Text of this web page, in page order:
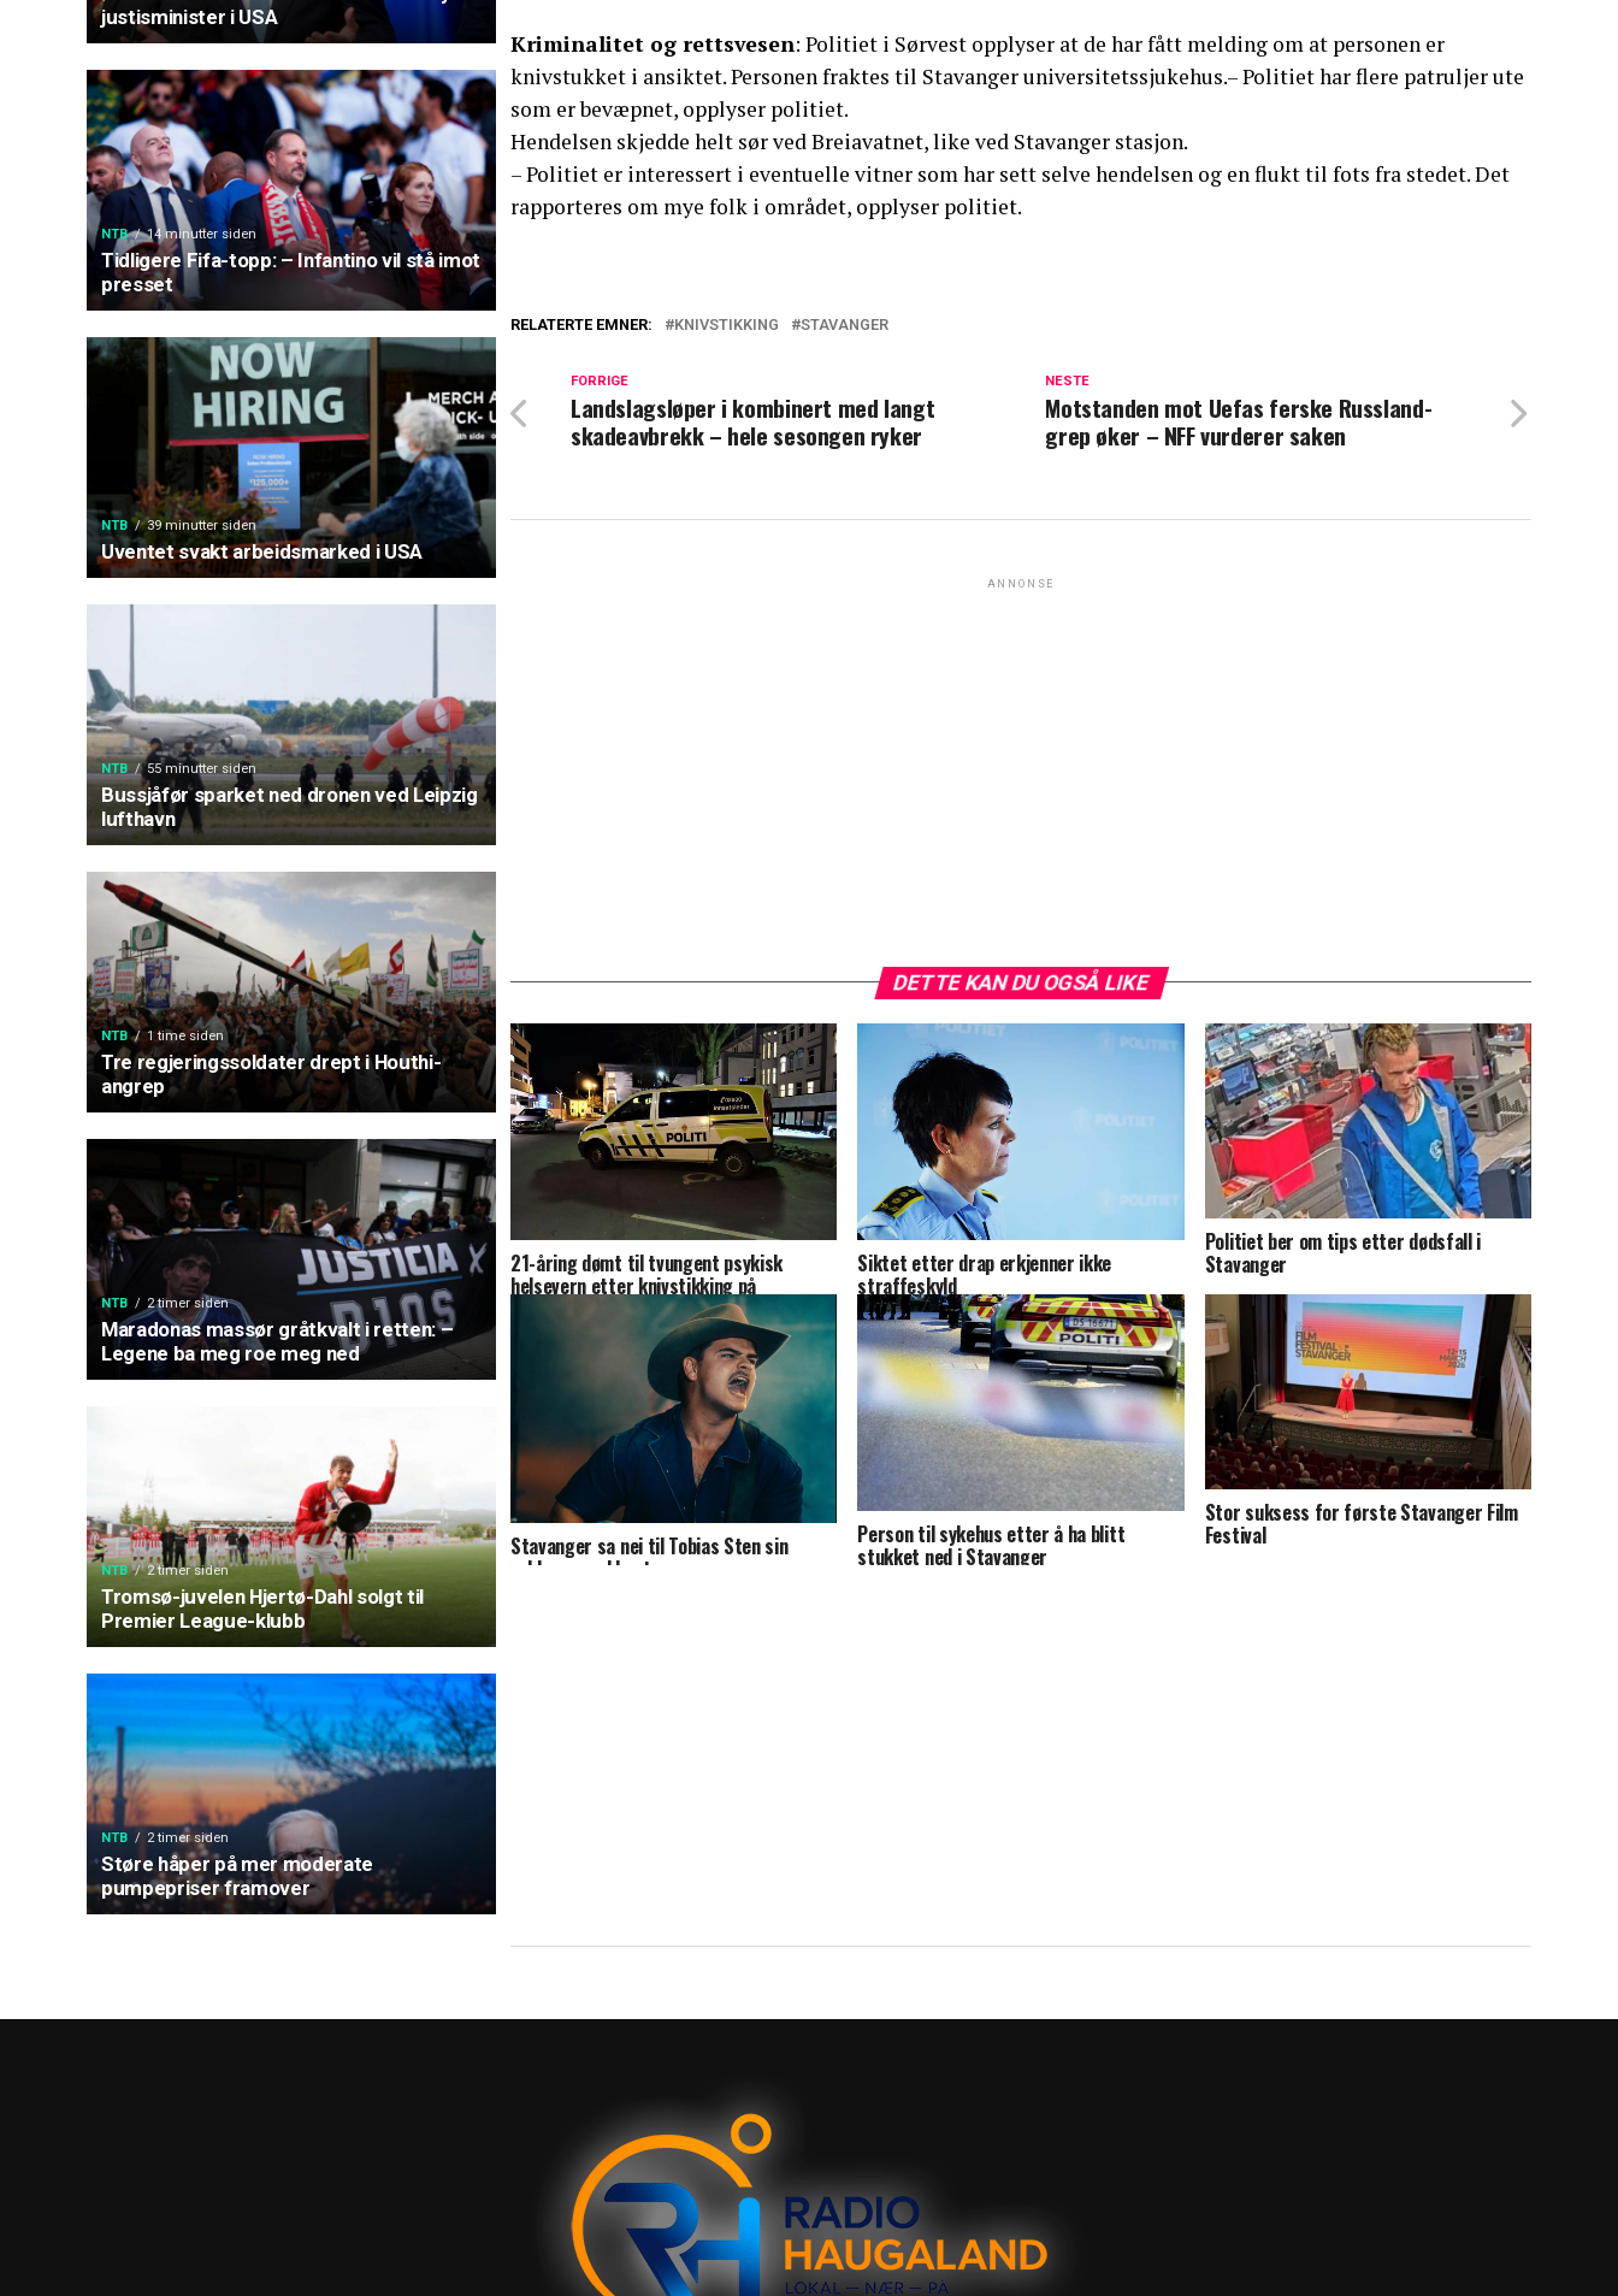
justisminister i USA
NTB 14 minutter siden
Tidligere Fifa-topp: – Infantino vil stå imot
presset
NTB 39 minutter siden
Uventet svakt arbeidsmarked i USA
NTB 55 minutter siden
Bussjåfør sparket ned dronen ved Leipzig
lufthavn
NTB 1 time siden
Tre regjeringssoldater drept i Houthi-
angrep
NTB 2 timer siden
Maradonas massør gråtkvalt i retten: –
Legene ba meg roe meg ned
NTB 2 timer siden
Tromsø-juvelen Hjertø-Dahl solgt til
Premier League-klubb
NTB 2 timer siden
Støre håper på mer moderate
pumpepriser framover
Kriminalitet og rettsvesen: Politiet i Sørvest opplyser at de har fått melding om at personen er
knivstukket i ansiktet. Personen fraktes til Stavanger universitetssjukehus.– Politiet har flere patruljer ute
som er bevæpnet, opplyser politiet.
Hendelsen skjedde helt sør ved Breiavatnet, like ved Stavanger stasjon.
– Politiet er interessert i eventuelle vitner som har sett selve hendelsen og en flukt til fots fra stedet. Det
rapporteres om mye folk i området, opplyser politiet.
RELATERTE EMNER: KNIVSTIKKING STAVANGER
NESTE
Motstanden mot Uefas ferske Russland-
grep øker – NFF vurderer saken
FORRIGE
Landslagsløper i kombinert med langt
skadeavbrekk – hele sesongen ryker
ANNONSE
DETTE KAN DU OGSÅ LIKE
21-åring dømt til tvungent psykisk
helsevern etter knivstikking på
Haugesund sjukehus
Siktet etter drap erkjenner ikke
straffeskyld
Politiet ber om tips etter dødsfall i
Stavanger
Stavanger sa nei til Tobias Sten sin
reklame med hest
Person til sykehus etter å ha blitt
stukket ned i Stavanger
Stor suksess for første Stavanger Film
Festival